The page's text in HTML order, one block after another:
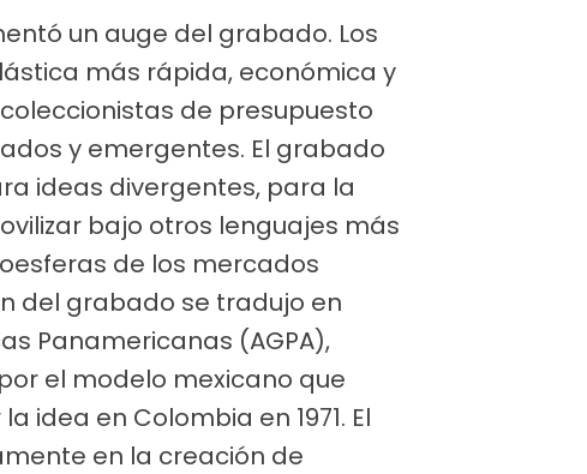
un auge del grabado. Los
más rápida, económica y
de presupuesto
y emergentes. El grabado
ideas divergentes, para la
bajo otros lenguajes más
de los mercados
del grabado se tradujo en
Panamericanas (AGPA),
el modelo mexicano que
en Colombia en 1971. El
en la creación de